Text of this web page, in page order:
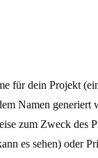
für dein Projekt
Namen
zum Zweck des
es sehen) oder